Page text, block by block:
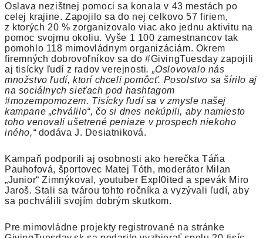
Oslava nezištnej pomoci sa konala v 43 mestách po
celej krajine. Zapojilo sa do nej celkovo 57 firiem,
z ktorých 20 % zorganizovalo viac ako jednu aktivitu na
pomoc svojmu okoliu. Vyše 1 100 zamestnancov tak
pomohlo 118 mimovládnym organizáciám. Okrem
firemných dobrovoľníkov sa do #GivingTuesday zapojili
aj tisícky ľudí z radov verejnosti. „Oslovovalo nás
množstvo ľudí, ktorí chceli pomôcť. Posolstvo sa šírilo aj
na sociálnych sieťach pod hashtagom
#mozempomozem. Tisícky ľudí sa v zmysle našej
kampane „chválilo“, čo si dnes nekúpili, aby namiesto
toho venovali ušetrené peniaze v prospech niekoho
iného,“ dodáva J. Desiatniková.
Kampaň podporili aj osobnosti ako herečka Táňa
Pauhofová, športovec Matej Tóth, moderátor Milan
„Junior“ Zimnýkoval, youtuber Expl0ited a spevák Miro
Jaroš. Stali sa tvárou tohto ročníka a vyzývali ľudí, aby
sa pochválili svojím dobrým skutkom.
Pre mimovládne projekty registrované na stránke